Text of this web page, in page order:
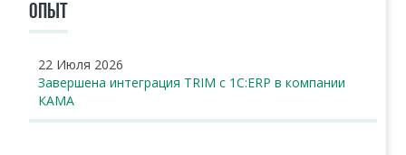
ОПЫТ
22 Июля 2026
Завершена интеграция TRIM с 1С:ERP в компании
КАМА